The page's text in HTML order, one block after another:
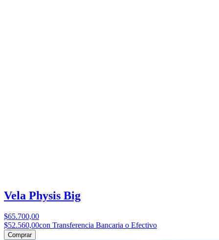
Vela Physis Big
$65.700,00
$52.560,00con Transferencia Bancaria o Efectivo
Comprar